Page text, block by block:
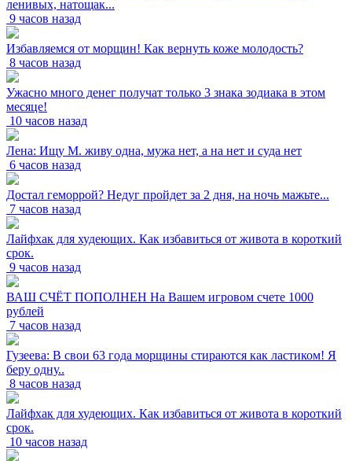
ленивых, натощак...
9 часов назад
Избавляемся от морщин! Как вернуть коже молодость?
8 часов назад
Ужасно много денег получат только 3 знака зодиака в этом
месяце!
10 часов назад
Лена: Ищу М. живу одна, мужа нет, а на нет и суда нет
6 часов назад
Достал геморрой? Недуг пройдет за 2 дня, на ночь мажьте...
7 часов назад
Лайфхак для худеющих. Как избавиться от живота в короткий
срок.
9 часов назад
ВАШ СЧЁТ ПОПОЛНЕН На Вашем игровом счете 1000
рублей
7 часов назад
Гузеева: В свои 63 года морщины стираются как ластиком! Я
беру одну..
8 часов назад
Лайфхак для худеющих. Как избавиться от живота в короткий
срок.
10 часов назад